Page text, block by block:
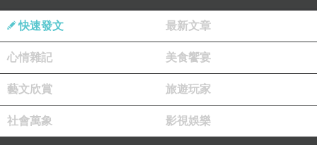
快速發文 最新文章
心情雜記 美食饗宴
藝文欣賞 旅遊玩家
社會萬象 影視娛樂